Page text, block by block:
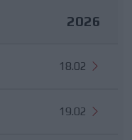
2026
18.02
19.02